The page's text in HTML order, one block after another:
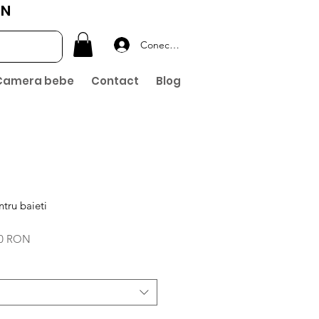
Conectează-te
bebe Contact Blog
baieti
RON